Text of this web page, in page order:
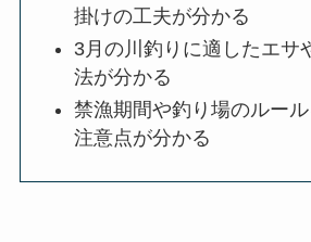
掛けの工夫が分かる
3月の川釣りに適したエサ
法が分かる
禁漁期間や釣り場のルー
注意点が分かる